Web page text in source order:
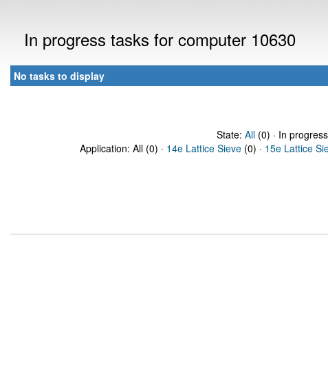
In progress tasks for computer 10630
No tasks to display
State: All(0) · In
Application: All (0) · 14e Lattice Sieve (0) · 15e Lattice